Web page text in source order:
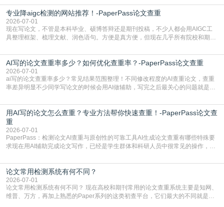
自带不可忽视的查重风险。AI训练依赖海量公开的文本数据，生成内容本质是基
于训练数据的概率拼接，不是从零开始的原创创作。生成过程中，很容易复用已
有的高频公共表述，甚至直接拼接已经公开
专业降aigc检测的网站推荐！-PaperPass论文查重
2026-07-01
现在写论文，不管是本科毕业、硕博答辩还是期刊投稿，不少人都会用AIGC工
具整理框架、梳理文献、润色语句。方便是真方便，但现在几乎所有院校和期刊
五遍还是过不了预检测的大有人在，这时候，找到靠谱的降AIGC检测率的网
站，就能少走好多弯路。PaperPass：守护学术原创性的智能伙伴AIGC生成内
容的学术合规痛点去年帮一个本科师弟改
AI写的论文查重率多少？如何优化查重率？-PaperPass论文查重
2026-07-01
ai写的论文查重率多少？常见结果范围整理！不同修改程度的AI查重论文，查重
率差异明显不少同学写论文的时候会用AI做辅助，写完之后最关心的问题就是ai
实际情况和大家想的不太一样。AI训练依赖海量公开学术文献、网络内容，生成
内容本质是按照语义概率拼接已有内容，很容易和已发布的作品撞重复，甚至会
直接引用整段已有内容，所以查重率偏高是
用AI写的论文怎么查重？专业方法帮你快速查重！-PaperPass论文查
重
2026-07-01
PaperPass：检测论文AI查重与原创性的可靠工具AI生成论文查重有哪些特殊要
求现在用AI辅助完成论文写作，已经是学生群体和科研人员中很常见的操作，不
但很多人忽略了，AI生成的内容天生带有重复风险——训练AI的数据集本身就包
含大量已公开的学术内容、网络原创内容，AI输出内容时很容易无意识拼接出重
复片
论文常用检测系统有何不同？
2026-07-01
论文常用检测系统有何不同？ 现在高校和期刊常用的论文查重系统主要是知网、
维普、万方，再加上熟悉的Paper系列的这类初查平台，它们最大的不同就是数